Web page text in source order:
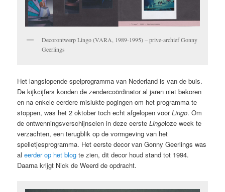
Decorontwerp Lingo (VARA, 1989-1995) – prive-archief Gonny
Geerlings
Het langslopende spelprogramma van Nederland is van de buis.
De kijkcijfers konden de zendercoördinator al jaren niet bekoren
en na enkele eerdere mislukte pogingen om het programma te
stoppen, was het 2 oktober toch echt afgelopen voorLingo. Om
de ontwenningsverschijnselen in deze eersteLingoloze week te
verzachten, een terugblik op de vormgeving van het
spelletjesprogramma. Het eerste decor van Gonny Geerlings was
aleerder op het blog te zien, dit decor houd stand tot 1994.
Daarna krijgt Nick de Weerd de opdracht.